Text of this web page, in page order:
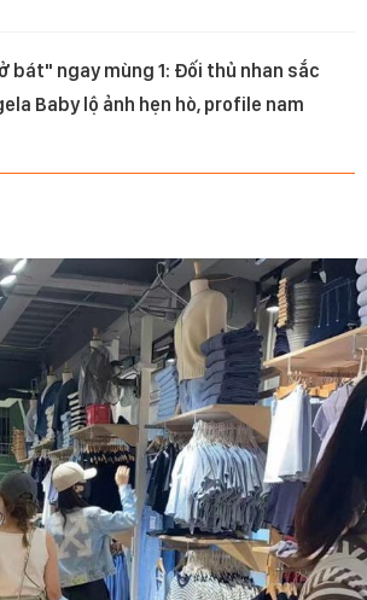
bát" ngay mùng 1: Đối thủ nhan sắc
Baby lộ ảnh hẹn hò, profile nam